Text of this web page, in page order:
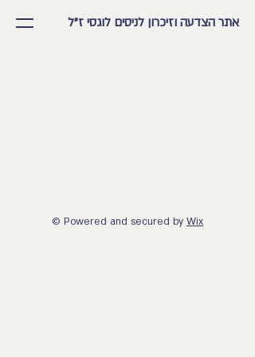
אתר הצדעה וזיכרון לניסים לוגסי ז"ל
© Powered and secured by Wix